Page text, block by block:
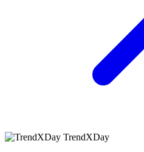
TrendXDay